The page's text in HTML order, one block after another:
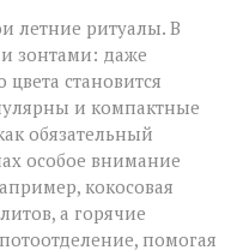
летние ритуалы. В
зонтами: даже
становится
и компактные
обязательный
особое внимание
кокосовая
а горячие
помогая